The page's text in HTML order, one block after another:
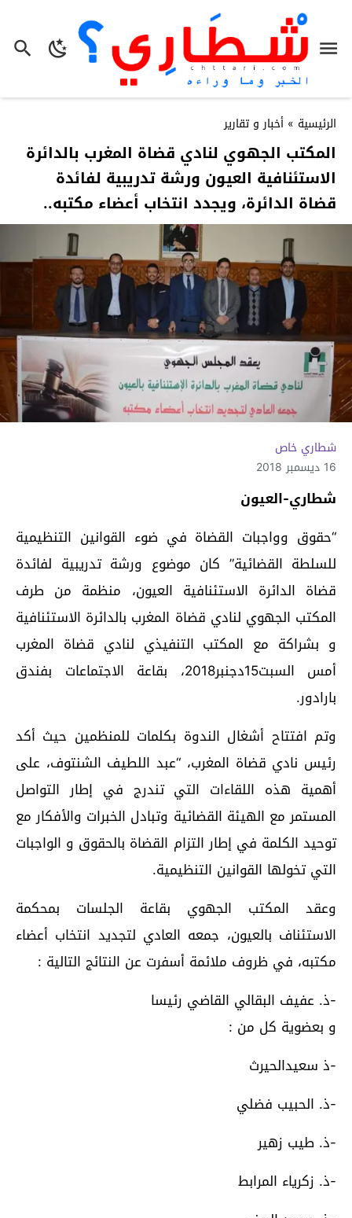
الرئيسية » أخبار و تقارير
المكتب الجهوي لنادي قضاة المغرب بالدائرة
الاستئنافية العيون ورشة تدريبية لفائدة
قضاة الدائرة، ويجدد انتخاب أعضاء مكتبه..
شطاري خاص
16 ديسمبر 2018
شطاري-العيون
“حقوق وواجبات القضاة في ضوء القوانين التنظيمية
للسلطة القضائية” كان موضوع ورشة تدريبية لفائدة
قضاة الدائرة الاستئنافية العيون، منظمة من طرف
المكتب الجهوي لنادي قضاة المغرب بالدائرة الاستئنافية
و بشراكة مع المكتب التنفيذي لنادي قضاة المغرب
أمس السبت15دجنبر2018، بقاعة الاجتماعات بفندق
بارادور.
وتم افتتاح أشغال الندوة بكلمات للمنظمين حيث أكد
رئيس نادي قضاة المغرب، “عبد اللطيف الشنتوف، على
أهمية هذه اللقاءات التي تندرج في إطار التواصل
المستمر مع الهيئة القضائية وتبادل الخبرات والأفكار مع
توحيد الكلمة في إطار التزام القضاة بالحقوق و الواجبات
التي تخولها القوانين التنظيمية.
وعقد المكتب الجهوي بقاعة الجلسات بمحكمة
الاستئناف بالعيون، جمعه العادي لتجديد انتخاب أعضاء
مكتبه، في ظروف ملائمة أسفرت عن النتائج التالية :
-ذ. عفيف البقالي القاضي رئيسا
و بعضوية كل من :
-ذ سعيدالحيرث
-ذ. الحبيب فضلي
-ذ. طيب زهير
-ذ. زكرياء المرابط